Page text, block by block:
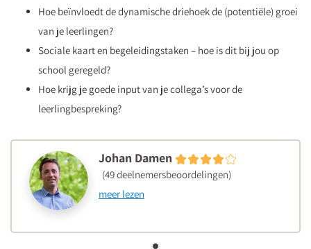
Hoe beïnvloedt de dynamische driehoek de (potentiële) groei
van je leerlingen?
Sociale kaart en begeleidingstaken – hoe is dit bij jou op
school geregeld?
Hoe krijg je goede input van je collega’s voor de
leerlingbespreking?
Johan Damen
(49 deelnemersbeoordelingen)
meer lezen